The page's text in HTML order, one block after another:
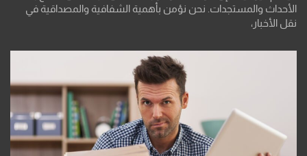
الأحداث والمستجدات. نحن نؤمن بأهمية الشفافية والمصداقية في
نقل الأخبار،